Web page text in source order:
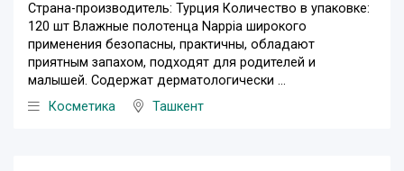
Страна-производитель: Турция Количество в упаковке:
120 шт Влажные полотенца Nappia широкого
применения безопасны, практичны, обладают
приятным запахом, подходят для родителей и
малышей. Содержат дерматологически ...
Косметика
Ташкент